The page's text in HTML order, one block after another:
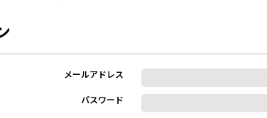
メールアドレス
パスワード